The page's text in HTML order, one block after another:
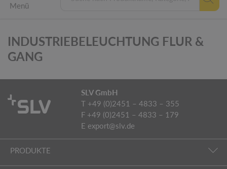
Menü
INDUSTRIEBELEUCHTUNG FLUR &
GANG
SLV GmbH
T +49 (0)2451 – 4833 – 355
F +49 (0)2451 – 4833 – 179
E export@slv.de
PRODUKTE